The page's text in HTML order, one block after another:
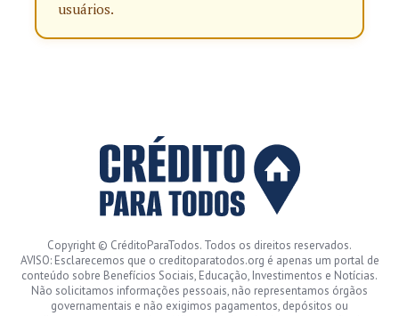
usuários.
Copyright © CréditoParaTodos. Todos os direitos reservados.
AVISO: Esclarecemos que o creditoparatodos.org é apenas um portal de
conteúdo sobre Benefícios Sociais, Educação, Investimentos e Notícias.
Não solicitamos informações pessoais, não representamos órgãos
governamentais e não exigimos pagamentos, depósitos ou